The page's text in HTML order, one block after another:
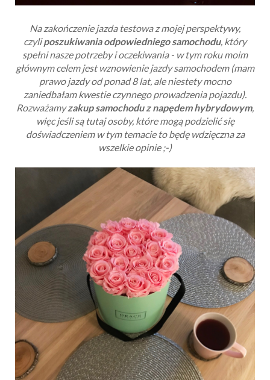
Na zakończenie jazda testowa z mojej perspektywy,
czyliposzukiwania odpowiedniego samochodu, który
spełni nasze potrzeby i oczekiwania - w tym roku moim
głównym celem jest wznowienie jazdy samochodem (mam
prawo jazdy od ponad 8 lat, ale niestety mocno
zaniedbałam kwestie czynnego prowadzenia pojazdu).
Rozważamyzakup samochodu z napędem hybrydowym,
więc jeśli są tutaj osoby, które mogą podzielić się
doświadczeniem w tym temacie to będę wdzięczna za
wszelkie opinie ;-)